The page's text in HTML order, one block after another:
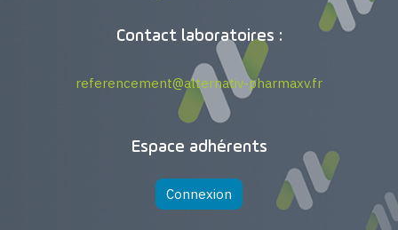
Contact laboratoires :
referencement@alternativ-pharmaxv.fr
Espace adhérents
Connexion